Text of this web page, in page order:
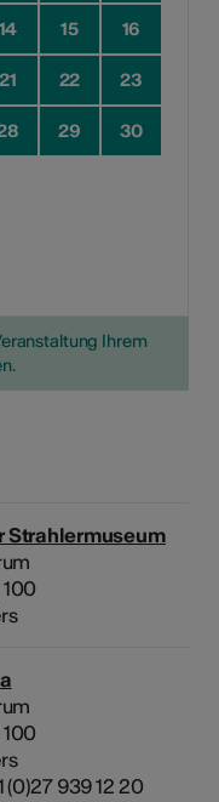
14 15 16
21 22 23
29 30
Ihrem
Strahlermuseum
(0)27 939 12 20